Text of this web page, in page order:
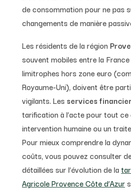
de consommation pour ne pas
changements de manière
Les résidents de la région
souvent mobiles entre la
limitrophes hors zone euro
Royaume-Uni), doivent être
vigilants. Les services
tarification à l’acte pour tout ce
intervention humaine ou un
Pour mieux comprendre la
coûts, vous pouvez consulter
détaillées sur l’évolution de la
Agricole Provence Côte d’Azur